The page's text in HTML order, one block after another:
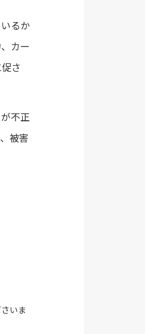
るか
カー
さ
不正
被害
いま